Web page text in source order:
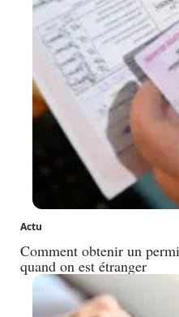
Actu
Comment obtenir un
quand on est étranger